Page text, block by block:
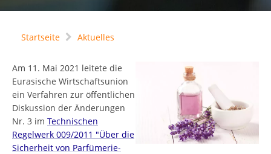
Startseite Aktuelles
Am 11. Mai 2021 leitete die
Eurasische Wirtschaftsunion
ein Verfahren zur öffentlichen
Diskussion der Änderungen
Nr. 3 im Technischen
Regelwerk 009/2011 "Über die
Sicherheit von Parfümerie-